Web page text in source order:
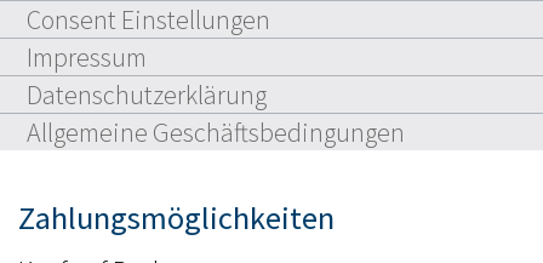
Consent Einstellungen
Impressum
Datenschutzerklärung
Allgemeine Geschäftsbedingungen
Zahlungsmöglichkeiten